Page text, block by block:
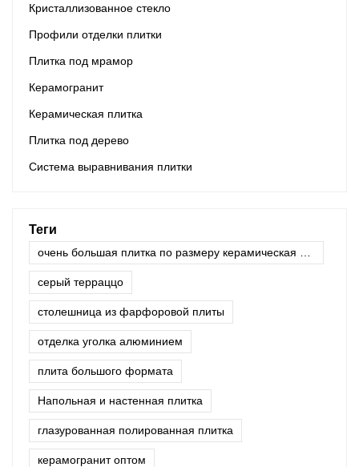
Кристаллизованное стекло
Профили отделки плитки
Плитка под мрамор
Керамогранит
Керамическая плитка
Плитка под дерево
Система выравнивания плитки
Теги
серый терраццо
столешница из фарфоровой плиты
отделка уголка алюминием
плита большого формата
Напольная и настенная плитка
глазурованная полированная плитка
керамогранит оптом